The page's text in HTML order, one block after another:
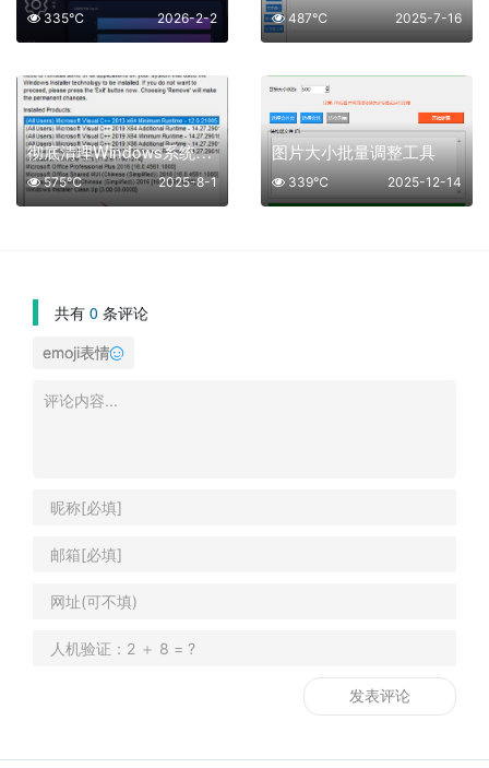
2026-2-2
335℃ 2025-7-16
487℃
彻底清理Windows系统残留
2025-8-1
575℃
图片大小批量调整工具
2025-12-14
339℃
共有 0 条评论
emoji表情